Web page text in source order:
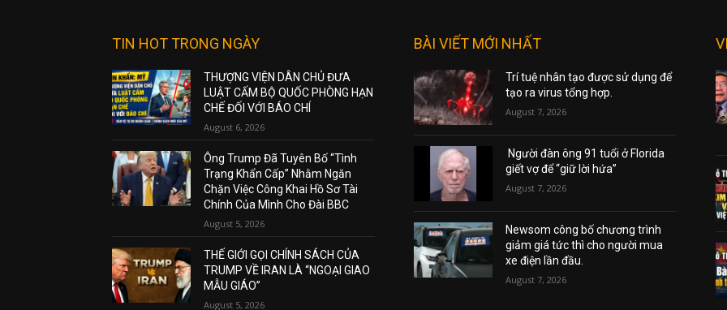
TIN HOT TRONG NGÀY
THƯỢNG VIỆN DÂN CHỦ ĐƯA
LUẬT CẤM BỘ QUỐC PHÒNG HẠN
CHẾ ĐỐI VỚI BÁO CHÍ
August 6, 2026
Ông Trump Đã Tuyên Bố “Tình
Trạng Khẩn Cấp” Nhằm Ngăn
Chặn Việc Công Khai Hồ Sơ Tài
Chính Của Mình Cho Đài BBC
August 5, 2026
THẾ GIỚI GỌI CHÍNH SÁCH CỦA
TRUMP VỀ IRAN LÀ “NGOẠI GIAO
MẪU GIÁO”
August 5, 2026
BÀI VIẾT MỚI NHẤT
Trí tuệ nhân tạo được sử dụng để
tạo ra virus tổng hợp.
August 7, 2026
Người đàn ông 91 tuổi ở Florida
giết vợ để “giữ lời hứa”
August 7, 2026
Newsom công bố chương trình
giảm giá tức thì cho người mua
xe điện lần đầu.
August 7, 2026